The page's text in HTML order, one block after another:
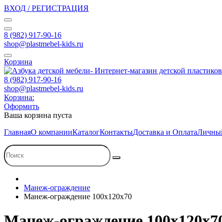
ВХОД / РЕГИСТРАЦИЯ
8 (982) 917-90-16
shop@plastmebel-kids.ru
Корзина
8 (982) 917-90-16
shop@plastmebel-kids.ru
Корзина:
Оформить
Ваша корзина пуста
ГлавнаяО компанииКаталогКонтактыДоставка и Оплата
Манеж-ограждение
Манеж-ограждение 100х120х70